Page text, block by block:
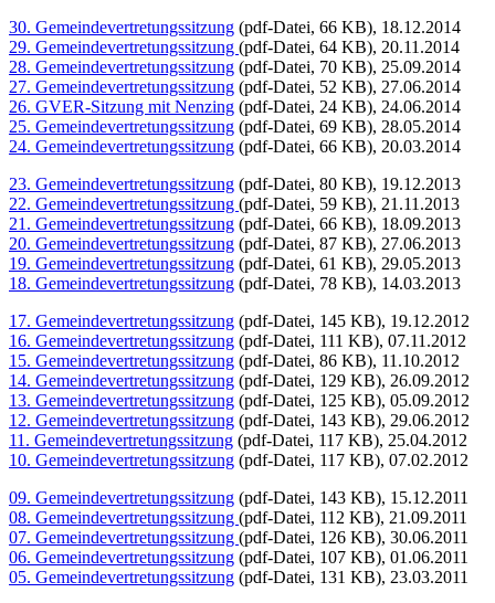
30. Gemeindevertretungssitzung (pdf-Datei, 66 KB), 18.12.2014
29. Gemeindevertretungssitzung (pdf-Datei, 64 KB), 20.11.2014
28. Gemeindevertretungssitzung (pdf-Datei, 70 KB), 25.09.2014
27. Gemeindevertretungssitzung (pdf-Datei, 52 KB), 27.06.2014
26. GVER-Sitzung mit Nenzing (pdf-Datei, 24 KB), 24.06.2014
25. Gemeindevertretungssitzung (pdf-Datei, 69 KB), 28.05.2014
24. Gemeindevertretungssitzung (pdf-Datei, 66 KB), 20.03.2014
23. Gemeindevertretungssitzung (pdf-Datei, 80 KB), 19.12.2013
22. Gemeindevertretungssitzung (pdf-Datei, 59 KB), 21.11.2013
21. Gemeindevertretungssitzung (pdf-Datei, 66 KB), 18.09.2013
20. Gemeindevertretungssitzung (pdf-Datei, 87 KB), 27.06.2013
19. Gemeindevertretungssitzung (pdf-Datei, 61 KB), 29.05.2013
18. Gemeindevertretungssitzung (pdf-Datei, 78 KB), 14.03.2013
17. Gemeindevertretungssitzung (pdf-Datei, 145 KB), 19.12.2012
16. Gemeindevertretungssitzung (pdf-Datei, 111 KB), 07.11.2012
15. Gemeindevertretungssitzung (pdf-Datei, 86 KB), 11.10.2012
14. Gemeindevertretungssitzung (pdf-Datei, 129 KB), 26.09.2012
13. Gemeindevertretungssitzung (pdf-Datei, 125 KB), 05.09.2012
12. Gemeindevertretungssitzung (pdf-Datei, 143 KB), 29.06.2012
11. Gemeindevertretungssitzung (pdf-Datei, 117 KB), 25.04.2012
10. Gemeindevertretungssitzung (pdf-Datei, 117 KB), 07.02.2012
09. Gemeindevertretungssitzung (pdf-Datei, 143 KB), 15.12.2011
08. Gemeindevertretungssitzung (pdf-Datei, 112 KB), 21.09.2011
07. Gemeindevertretungssitzung (pdf-Datei, 126 KB), 30.06.2011
06. Gemeindevertretungssitzung (pdf-Datei, 107 KB), 01.06.2011
05. Gemeindevertretungssitzung (pdf-Datei, 131 KB), 23.03.2011